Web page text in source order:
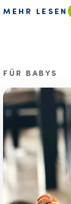
MEHR LESEN
FÜR BABYS